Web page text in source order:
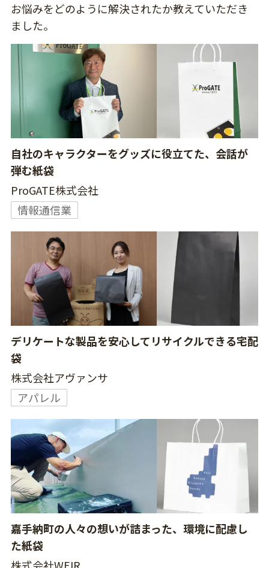
お悩みをどのように解決されたか教えていただき
ました。
自社のキャラクターをグッズに役立てた、会話が
弾む紙袋
ProGATE株式会社
情報通信業
デリケートな製品を安心してリサイクルできる宅配
袋
株式会社アヴァンサ
アパレル
嘉手納町の人々の想いが詰まった、環境に配慮し
た紙袋